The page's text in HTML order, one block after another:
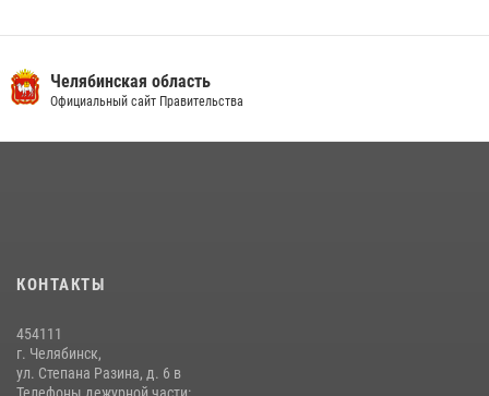
13 июля 2026, 03:02 5
08 июля 2026, 12:05
Челябинская область
Официальный сайт Правительства
КОНТАКТЫ
454111
г. Челябинск,
ул. Степана Разина, д. 6 в
Телефоны дежурной части: